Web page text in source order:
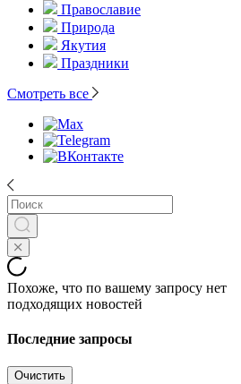
Православие
Природа
Якутия
Праздники
Смотреть все
Похоже, что по вашему запросу нет
подходящих новостей
Последние запросы
Очистить